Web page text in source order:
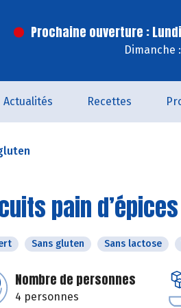
Prochaine ouverture :
Dimanche
Actualités Recettes
pain
Sans gluten Sans lactose
Nombre de personnes
4 personnes